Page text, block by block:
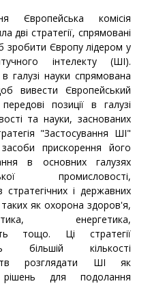
Європейська комісія
дві стратегії, спрямовані
зробити Європу лідером у
інтелекту (ШІ).
в галузі науки спрямована
вивести Європейський
позиції в галузі
та науки, заснованих
"Застосування ШІ"
прискорення його
в основних галузях
промисловості,
і державних
як охорона здоров'я,
енергетика,
тощо. Ці стратегії
більшій кількості
розглядати ШІ як
для подолання